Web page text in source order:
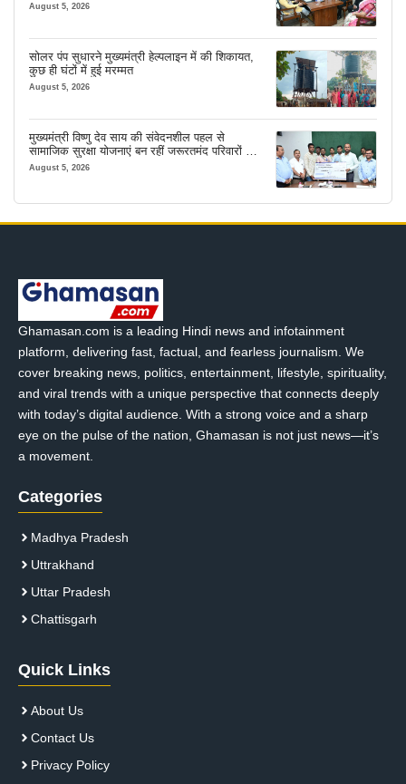
August 5, 2026
सोलर पंप सुधारने मुख्यमंत्री हेल्पलाइन में की शिकायत,
कुछ ही घंटों में हुई मरम्मत
August 5, 2026
मुख्यमंत्री विष्णु देव साय की संवेदनशील पहल से
सामाजिक सुरक्षा योजनाएं बन रहीं जरूरतमंद परिवारों का
मजबूत सहारा
August 5, 2026
Ghamasan.com is a leading Hindi news and infotainment
platform, delivering fast, factual, and fearless journalism. We
cover breaking news, politics, entertainment, lifestyle, spirituality,
and viral trends with a unique perspective that connects deeply
with today’s digital audience. With a strong voice and a sharp
eye on the pulse of the nation, Ghamasan is not just news—it’s
a movement.
Categories
Madhya Pradesh
Uttrakhand
Uttar Pradesh
Chattisgarh
Quick Links
About Us
Contact Us
Privacy Policy